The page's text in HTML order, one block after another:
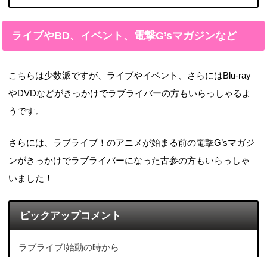
ライブやBD、イベント、電撃G’sマガジンなど
こちらは少数派ですが、ライブやイベント、さらにはBlu-ray
やDVDなどがきっかけでラブライバーの方もいらっしゃるよ
うです。
さらには、ラブライブ！のアニメが始まる前の電撃G’sマガジ
ンがきっかけでラブライバーになった古参の方もいらっしゃ
いました！
ピックアップコメント
ラブライブ!始動の時から